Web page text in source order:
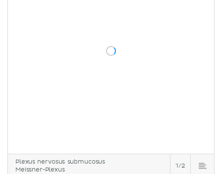
Plexus nervosus submucosus
Meissner-Plexus
1/2